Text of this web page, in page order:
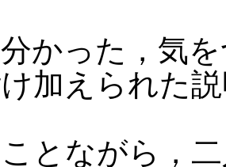
った，気を
加えられた
とながら，